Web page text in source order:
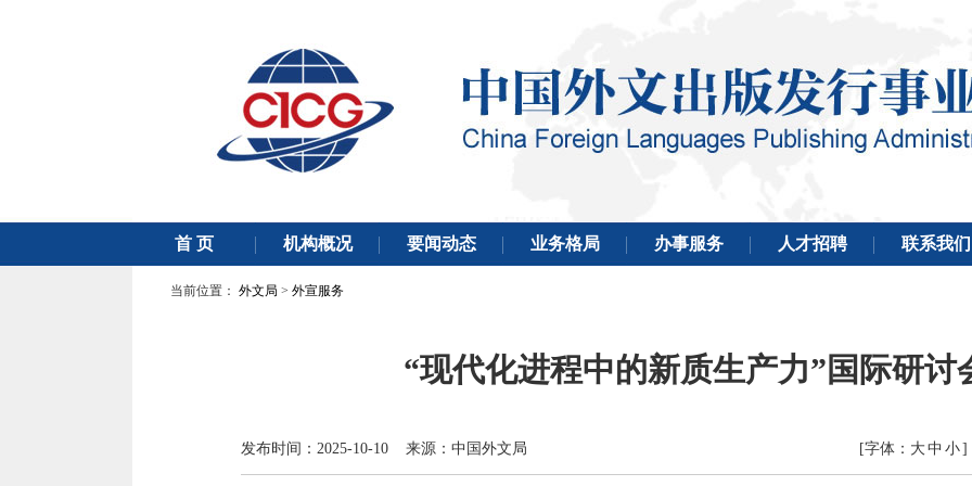
当前位置： 外文局 > 外宣服务
“现代化进程中的新质生产力”国际研讨
发布时间：2025-10-10 来源：中国外文局 [字体： 大中 小]